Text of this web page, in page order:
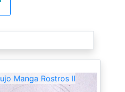
Manga Rostros II